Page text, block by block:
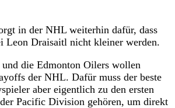
in der NHL weiterhin dafür, dass
Leon Draisaitl nicht kleiner werden.
die Edmonton Oilers wollen
der NHL. Dafür muss der beste
aber eigentlich zu den ersten
Pacific Division gehören, um direkt